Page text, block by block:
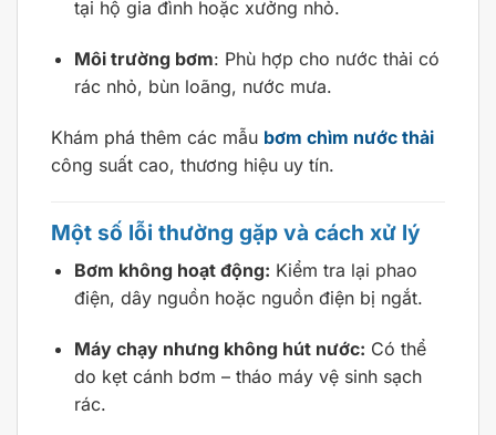
tại hộ gia đình hoặc xưởng nhỏ.
Môi trường bơm: Phù hợp cho nước thải có
rác nhỏ, bùn loãng, nước mưa.
Khám phá thêm các mẫu bơm chìm nước thải
công suất cao, thương hiệu uy tín.
Một số lỗi thường gặp và cách xử lý
Bơm không hoạt động: Kiểm tra lại phao
điện, dây nguồn hoặc nguồn điện bị ngắt.
Máy chạy nhưng không hút nước: Có thể
do kẹt cánh bơm – tháo máy vệ sinh sạch
rác.